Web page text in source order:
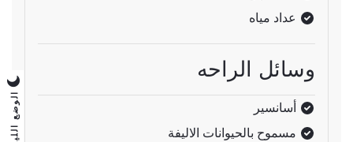
الوضع الليلي
عداد مياه
وسائل الراحه
أسانسير
مسموح بالحيوانات الاليفة